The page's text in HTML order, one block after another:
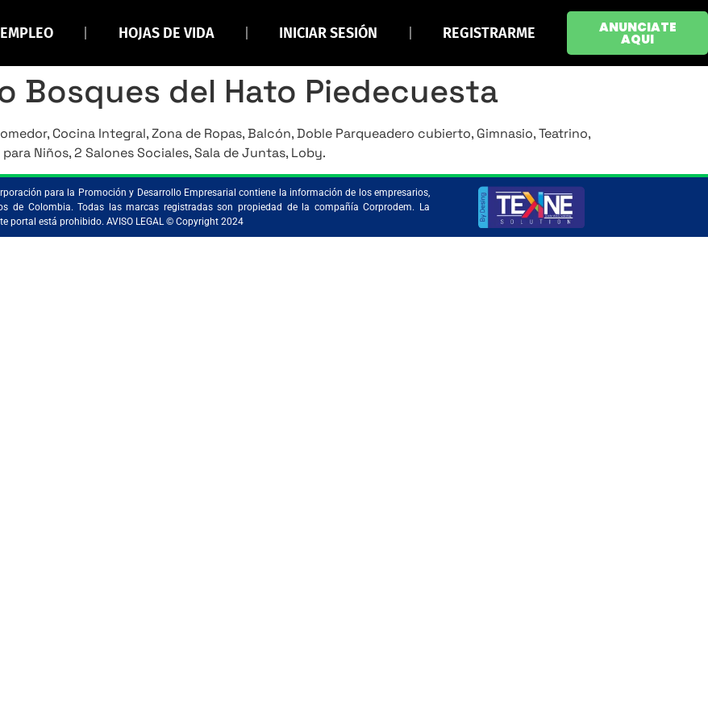
HOJAS DE VIDA INICIAR SESIÓN REGISTRARME ANUNCIATE
AQUI
Bosques del Hato Piedecuesta
Cocina Integral, Zona de Ropas, Balcón, Doble Parqueadero cubierto, Gimnasio, Teatrino,
Niños, 2 Salones Sociales, Sala de Juntas, Loby.
para la Promoción y Desarrollo Empresarial contiene la información de los empresarios,
de Colombia. Todas las marcas registradas son propiedad de la compañía Corprodem. La
portal está prohibido. AVISO LEGAL © Copyright 2024